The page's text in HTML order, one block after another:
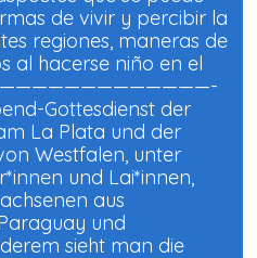
de vivir y percibir la
regiones, maneras de
al hacerse niño en el
Gottesdienst der
La Plata und der
Westfalen, unter
und Lai*innen,
aus
und
sieht man die